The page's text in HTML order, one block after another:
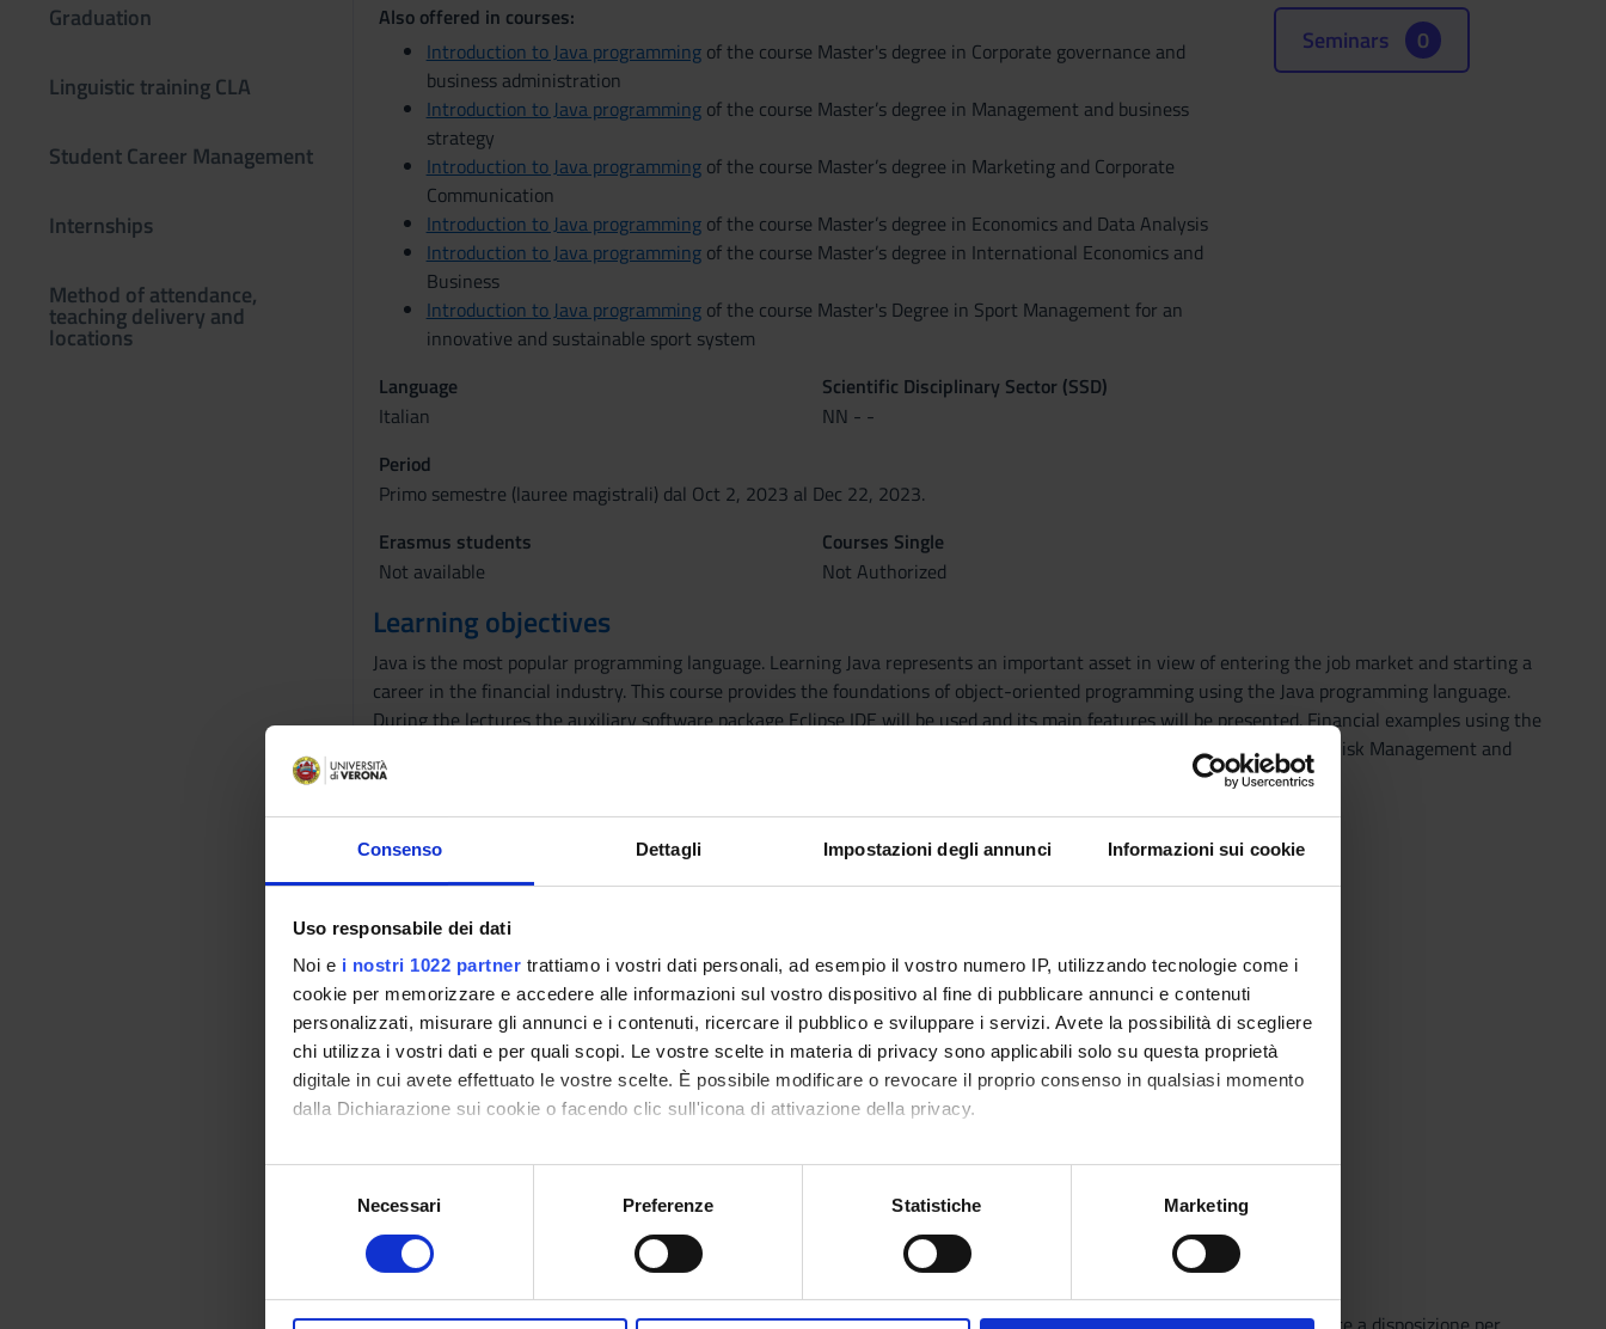
Consenso Dettagli Impostazioni degli annunci Informazioni sui cookie
Uso responsabile dei dati
Noi e i nostri 1022 partner trattiamo i vostri dati personali, ad esempio il vostro numero IP, utilizzando tecnologie come i
cookie per memorizzare e accedere alle informazioni sul vostro dispositivo al fine di pubblicare annunci e contenuti
personalizzati, misurare gli annunci e i contenuti, ricercare il pubblico e sviluppare i servizi. Avete la possibilità di scegliere
chi utilizza i vostri dati e per quali scopi. Le vostre scelte in materia di privacy sono applicabili solo su questa proprietà
digitale in cui avete effettuato le vostre scelte. È possibile modificare o revocare il proprio consenso in qualsiasi momento
dalla Dichiarazione sui cookie o facendo clic sull'icona di attivazione della privacy.
Con il tuo consenso, vorremmo anche:
raccogliere informazioni sulla tua posizione geografica, con un'approssimazione di qualche metro,
digitali).
modificare o ritirare il tuo consenso in qualsiasi momento dalla Dichiarazione sui cookie.
Necessari Preferenze Statistiche Marketing
Graduation
Linguistic training CLA
Student Career Management
Internships
Method of attendance,
teaching delivery and
locations
Also offered in courses:
Introduction to Java programmingof the course Master's degree in Corporate governance and
business administration
Introduction to Java programmingof the course Master’s degree in Management and business
strategy
Introduction to Java programmingof the course Master’s degree in Marketing and Corporate
Communication
Introduction to Java programmingof the course Master’s degree in Economics and Data Analysis
Introduction to Java programmingof the course Master’s degree in International Economics and
Business
Introduction to Java programmingof the course Master's Degree in Sport Management for an
innovative and sustainable sport system
Language
Italian
Scientific Disciplinary Sector (SSD)
NN - -
Period
Primo semestre (lauree magistrali) dal Oct 2, 2023 al Dec 22, 2023.
Erasmus students
Not available
Courses Single
Not Authorized
Seminars 0
Learning objectives
Java is the most popular programming language. Learning Java represents an important asset in view of entering the job market and starting a
career in the financial industry. This course provides the foundations of object-oriented programming using the Java programming language.
During the lectures the auxiliary software package Eclipse IDE will be used and its main features will be presented. Financial examples using the
finmath Java library will be provided. This course provides useful notions that can be helpful for the lectures Financial Risk Management and
Computational Finance.
Prerequisites and basic notions
Program
Syllabus
- Elementary Java syntax, Operators and Control flow
- Classes and Objects
- Encapsulation
- Access Control
- Inheritance
- Interfaces
- Some elements of functional programming in Java 8
Bibliography